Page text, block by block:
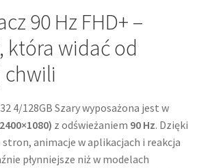
90 Hz FHD+ –
która widać od
chwili
4/128GB Szary wyposażona jest w
z odświeżaniem 90 Hz. Dzięki
animacje w aplikacjach i reakcja
płynniejsze niż w modelach